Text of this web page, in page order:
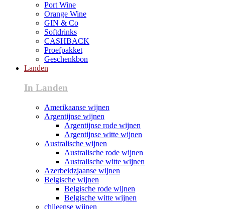
Port Wine
Orange Wine
GIN & Co
Softdrinks
CASHBACK
Proefpakket
Geschenkbon
Landen
In Landen
Amerikaanse wijnen
Argentijnse wijnen
Argentijnse rode wijnen
Argentijnse witte wijnen
Australische wijnen
Australische rode wijnen
Australische witte wijnen
Azerbeidzjaanse wijnen
Belgische wijnen
Belgische rode wijnen
Belgische witte wijnen
chileense wijnen